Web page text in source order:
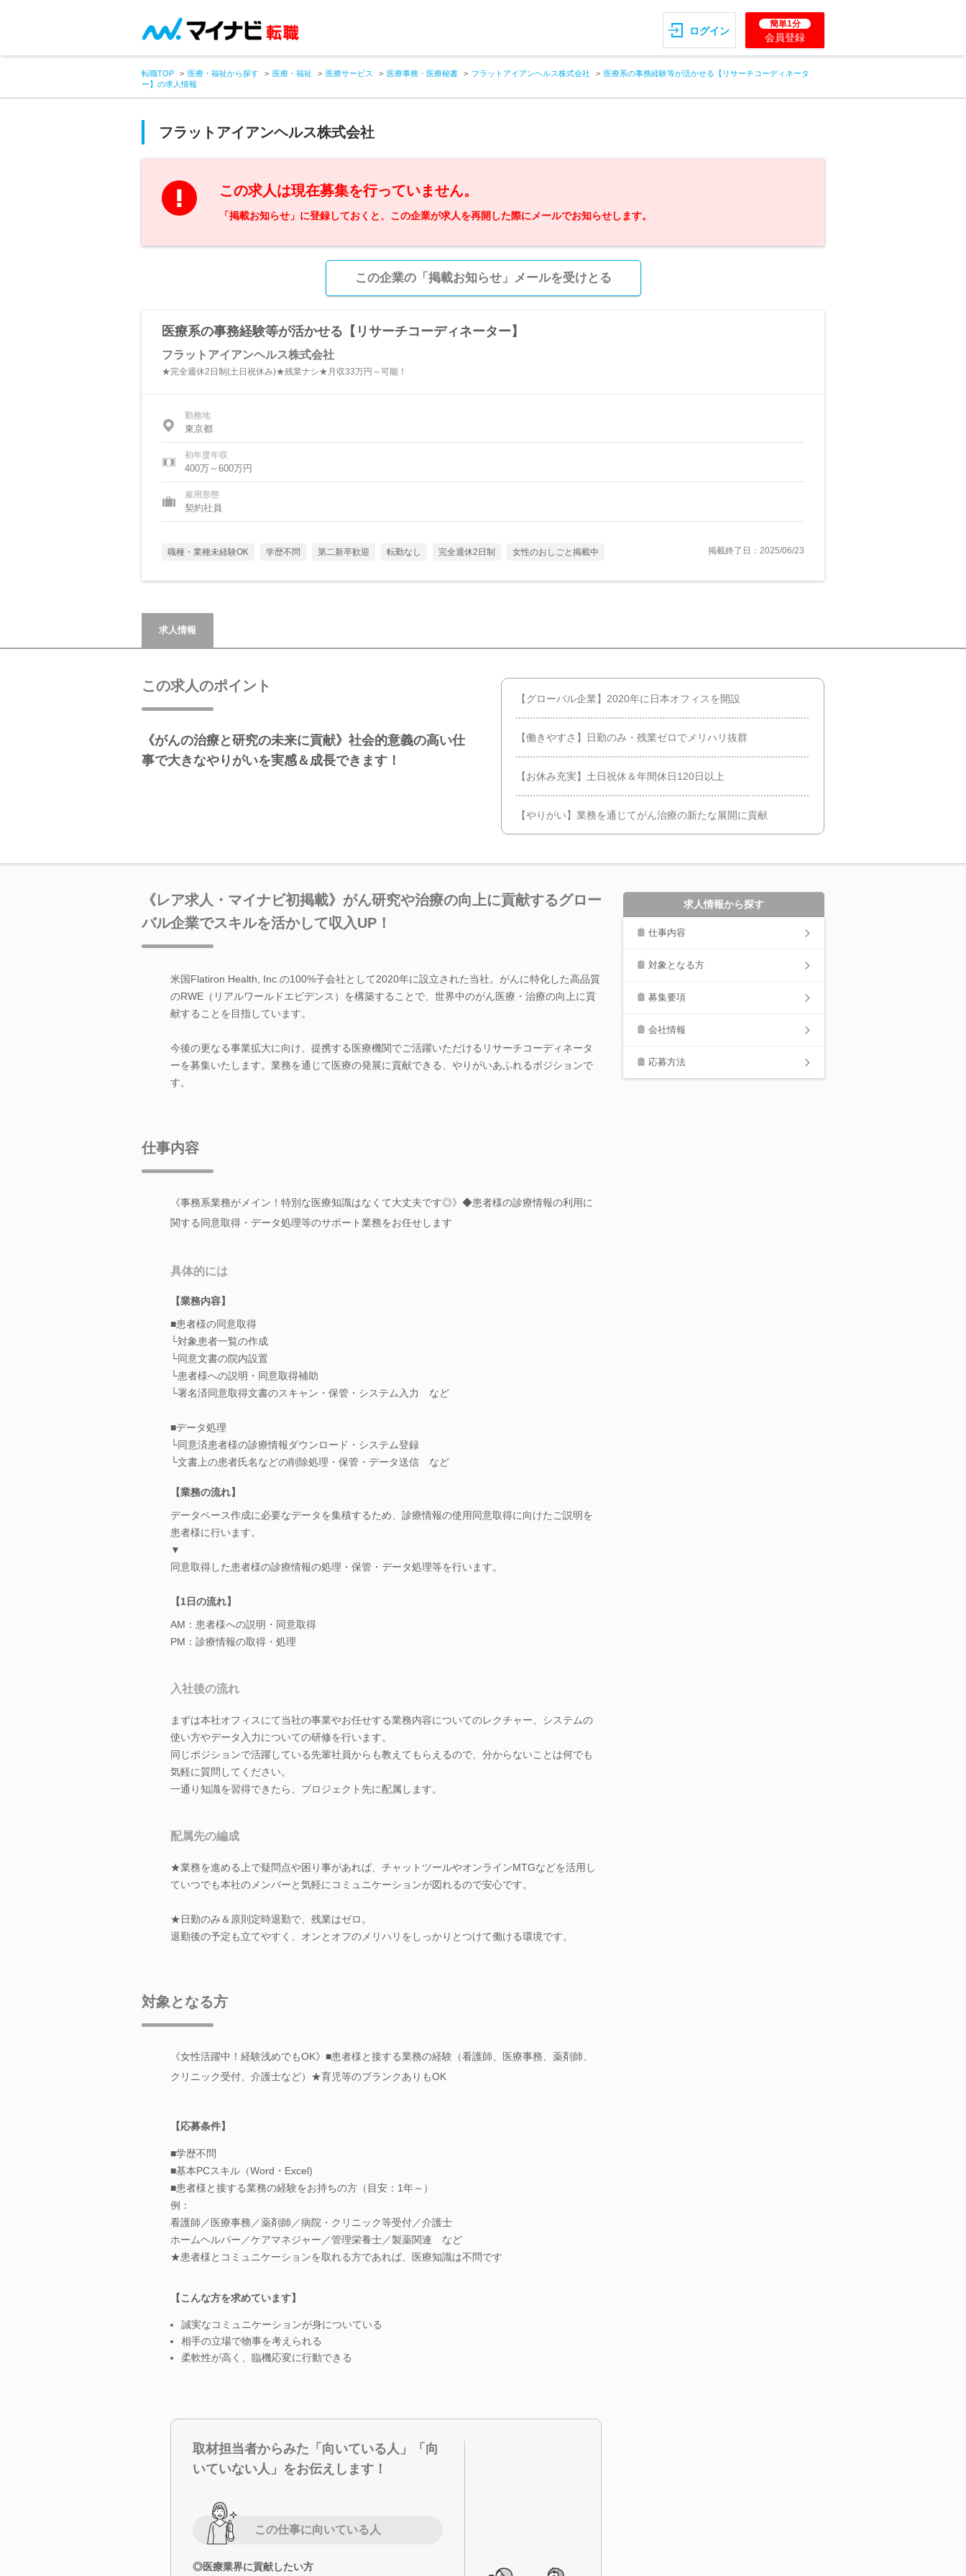
ログイン
簡単1分
会員登録
転職TOP 医療・福祉から探す 医療・福祉 医療サービス 医療事務・医療秘書 フラットアイアンヘルス株式会社
医療系の事務経験等が活かせる【リサーチコーディネータ
ー】の求人情報
フラットアイアンヘルス株式会社
この求人は現在募集を行っていません。
「掲載お知らせ」に登録しておくと、この企業が求人を再開した際にメールでお知らせします。
この企業の「掲載お知らせ」メールを受けとる
医療系の事務経験等が活かせる【リサーチコーディネーター】
フラットアイアンヘルス株式会社
★完全週休2日制(土日祝休み)★残業ナシ★月収33万円～可能！
勤務地
東京都
初年度年収
400万～600万円
雇用形態
契約社員
職種・業種未経験OK 学歴不問 第二新卒歓迎 転勤なし 完全週休2日制 女性のおしごと掲載中 掲載終了日：2025/06/23
求人情報
この求人のポイント
《がんの治療と研究の未来に貢献》社会的意義の高い仕
事で大きなやりがいを実感＆成長できます！
【グローバル企業】2020年に日本オフィスを開設
【働きやすさ】日勤のみ・残業ゼロでメリハリ抜群
【お休み充実】土日祝休＆年間休日120日以上
【やりがい】業務を通じてがん治療の新たな展開に貢献
《レア求人・マイナビ初掲載》がん研究や治療の向上に貢献するグロー
バル企業でスキルを活かして収入UP！
米国Flatiron Health, Inc.の100%子会社として2020年に設立された当社。がんに特化した高品質
のRWE（リアルワールドエビデンス）を構築することで、世界中のがん医療・治療の向上に貢
献することを目指しています。
今後の更なる事業拡大に向け、提携する医療機関でご活躍いただけるリサーチコーディネータ
ーを募集いたします。業務を通じて医療の発展に貢献できる、やりがいあふれるポジションで
す。
仕事内容
《事務系業務がメイン！特別な医療知識はなくて大丈夫です◎》◆患者様の診療情報の利用に
関する同意取得・データ処理等のサポート業務をお任せします
具体的には
【業務内容】
■患者様の同意取得
└対象患者一覧の作成
└同意文書の院内設置
└患者様への説明・同意取得補助
└署名済同意取得文書のスキャン・保管・システム入力 など
■データ処理
└同意済患者様の診療情報ダウンロード・システム登録
└文書上の患者氏名などの削除処理・保管・データ送信 など
【業務の流れ】
データベース作成に必要なデータを集積するため、診療情報の使用同意取得に向けたご説明を
患者様に行います。
▼
同意取得した患者様の診療情報の処理・保管・データ処理等を行います。
【1日の流れ】
AM：患者様への説明・同意取得
PM：診療情報の取得・処理
入社後の流れ
まずは本社オフィスにて当社の事業やお任せする業務内容についてのレクチャー、システムの
使い方やデータ入力についての研修を行います。
同じポジションで活躍している先輩社員からも教えてもらえるので、分からないことは何でも
気軽に質問してください。
一通り知識を習得できたら、プロジェクト先に配属します。
配属先の編成
★業務を進める上で疑問点や困り事があれば、チャットツールやオンラインMTGなどを活用し
ていつでも本社のメンバーと気軽にコミュニケーションが図れるので安心です。
★日勤のみ＆原則定時退勤で、残業はゼロ。
退勤後の予定も立てやすく、オンとオフのメリハリをしっかりとつけて働ける環境です。
対象となる方
《女性活躍中！経験浅めでもOK》■患者様と接する業務の経験（看護師、医療事務、薬剤師、
クリニック受付、介護士など）★育児等のブランクありもOK
【応募条件】
■学歴不問
■基本PCスキル（Word・Excel)
■患者様と接する業務の経験をお持ちの方（目安：1年～）
例：
看護師／医療事務／薬剤師／病院・クリニック等受付／介護士
ホームヘルパー／ケアマネジャー／管理栄養士／製薬関連 など
★患者様とコミュニケーションを取れる方であれば、医療知識は不問です
【こんな方を求めています】
誠実なコミュニケーションが身についている
相手の立場で物事を考えられる
柔軟性が高く、臨機応変に行動できる
取材担当者からみた「向いている人」「向
いていない人」をお伝えします！
この仕事に向いている人
◎医療業界に貢献したい方
求人情報から探す
仕事内容
対象となる方
募集要項
会社情報
応募方法